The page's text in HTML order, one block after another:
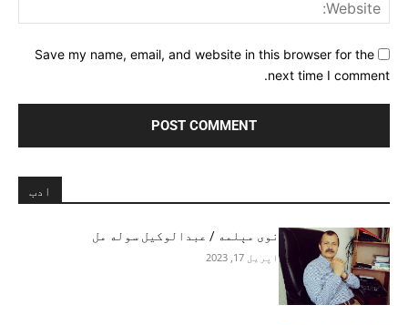
Save my name, email, and website in this browser for the
next time I comment.
ادب
نوی مېلمه / عبدالوکیل سوله مل
اپریل 17, 2023